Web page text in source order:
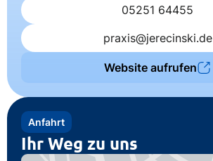
05251 64455
praxis@jerecinski.de
Website aufrufen
Anfahrt
Ihr Weg zu uns